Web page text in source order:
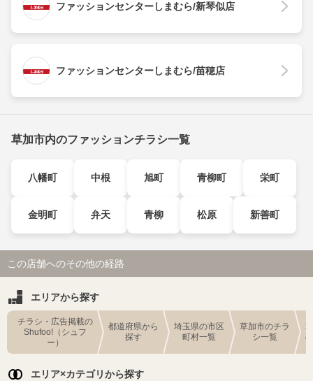
ファッションセンターしまむら/新琴似店
ファッションセンターしまむら/苗穂店
草加市内のファッションチラシ一覧
八幡町 中根 旭町 青柳町 栄町
金明町 弁天 青柳 松原 新善町
この店舗へのその他の経路
エリアから探す
チラシ・広告掲載の
Shufoo!（シュフ
ー）
都道府県から
探す
埼玉県の市区
町村一覧
草加市のチラ
シ一覧
エリア×カテゴリから探す